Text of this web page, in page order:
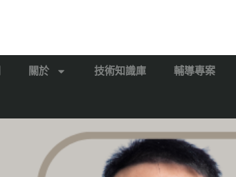
關於 技術知識庫 輔導專案